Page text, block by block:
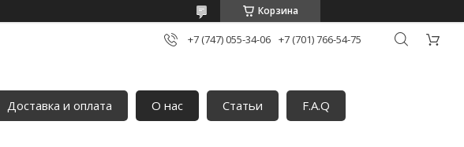
Корзина
+7 (747) 055-34-06 +7 (701) 766-54-75
Доставка и оплата О нас Статьи F.A.Q